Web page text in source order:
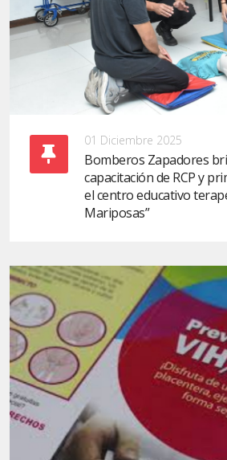
01 Diciembre 2025
Bomberos Zapadores
capacitación de RCP y
el centro educativo
Mariposas”